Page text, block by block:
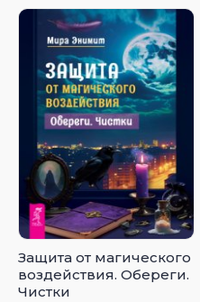
Защита от магического
воздействия. Обереги.
Чистки